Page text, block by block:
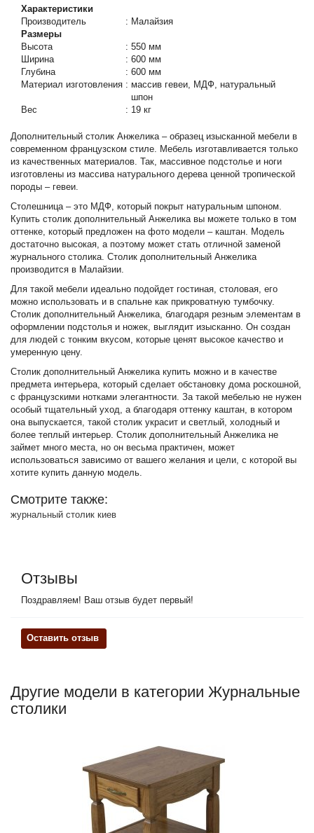
Характеристики
Производитель
: Малайзия
Размеры
Высота
: 550 мм
Ширина
: 600 мм
Глубина
: 600 мм
Материал изготовления : массив гевеи, МДФ, натуральный
шпон
Вес
: 19 кг
Дополнительный столик Анжелика – образец изысканной мебели в
современном французском стиле. Мебель изготавливается только
из качественных материалов. Так, массивное подстолье и ноги
изготовлены из массива натурального дерева ценной тропической
породы – гевеи.
Столешница – это МДФ, который покрыт натуральным шпоном.
Купить столик дополнительный Анжелика вы можете только в том
оттенке, который предложен на фото модели – каштан. Модель
достаточно высокая, а поэтому может стать отличной заменой
журнального столика. Столик дополнительный Анжелика
производится в Малайзии.
Для такой мебели идеально подойдет гостиная, столовая, его
можно использовать и в спальне как прикроватную тумбочку.
Столик дополнительный Анжелика, благодаря резным элементам в
оформлении подстолья и ножек, выглядит изысканно. Он создан
для людей с тонким вкусом, которые ценят высокое качество и
умеренную цену.
Столик дополнительный Анжелика купить можно и в качестве
предмета интерьера, который сделает обстановку дома роскошной,
с французскими нотками элегантности. За такой мебелью не нужен
особый тщательный уход, а благодаря оттенку каштан, в котором
она выпускается, такой столик украсит и светлый, холодный и
более теплый интерьер. Столик дополнительный Анжелика не
займет много места, но он весьма практичен, может
использоваться зависимо от вашего желания и цели, с которой вы
хотите купить данную модель.
Смотрите также:
журнальный столик киев
Отзывы
Поздравляем! Ваш отзыв будет первый!
Оставить отзыв
Другие модели в категории Журнальные
столики